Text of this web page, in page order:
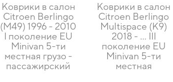
Коврики в салон
Citroen Berlingo
(M49) 1996 - 2010
I поколение EU
Minivan 5-ти
местная грузо -
пассажирский
Коврики в салон
Citroen Berlingo
Multispace (K9)
2018 - … III
поколение EU
Minivan 5-ти
местная